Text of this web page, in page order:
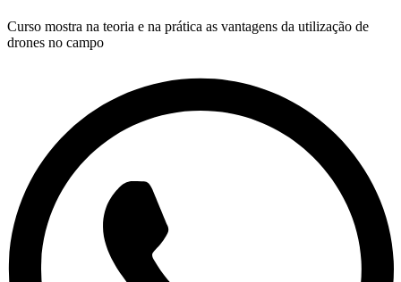
Curso mostra na teoria e na prática as vantagens da utilização de
drones no campo